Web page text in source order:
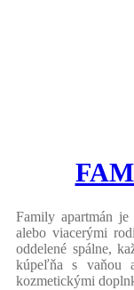
Family apartmán
alebo viacerými
oddelené spálne,
kúpeľňa s vaňou
kozmetickými